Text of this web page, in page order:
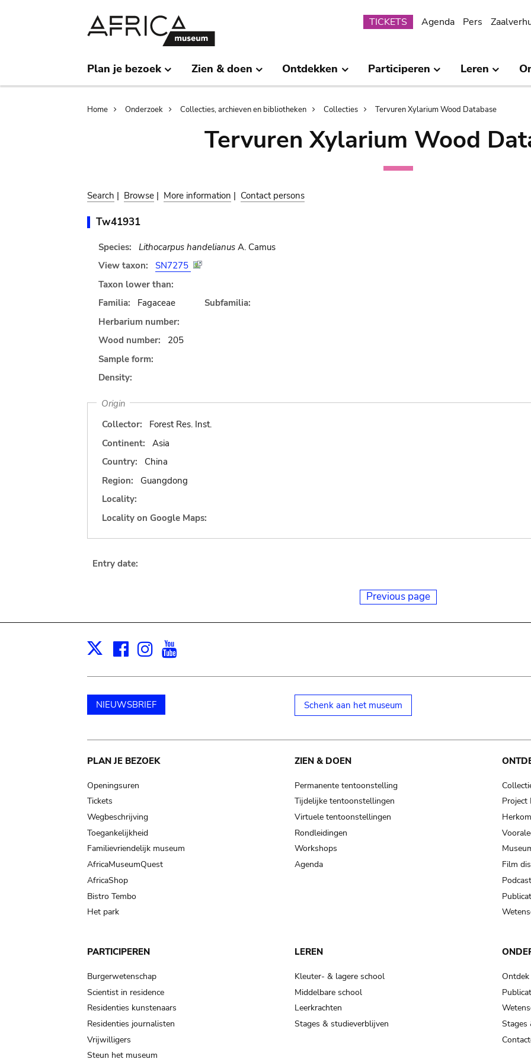
Submenu
TICKETS Agenda Pers
Plan je bezoek Zien & doen Ontdekken Participeren Leren
Breadcrumb
Home Onderzoek Collecties, archieven en bibliotheken Collecties Tervuren Xylarium Wood Database
Tervuren Xylarium Wood
Search | Browse | More information | Contact persons
Tw41931
Species: Lithocarpus handelianusA. Camus
View taxon:
SN7275
Taxon lower than:
Familia:
Fagaceae
Subfamilia:
Herbarium number:
Wood number:
205
Sample form:
Density:
Origin
Collector:
Forest Res. Inst.
Continent:
Asia
Country:
China
Region:
Guangdong
Locality:
Locality on Google Maps:
Entry date:
Previous page
X Facebook
Instagram
NIEUWSBRIEF Schenk aan het museum
Main
navigation
PLAN JE BEZOEK
Openingsuren
Tickets
Wegbeschrijving
Toegankelijkheid
Familievriendelijk museum
AfricaMuseumQuest
AfricaShop
Bistro Tembo
Het park
ZIEN & DOEN
Permanente tentoonstelling
Tijdelijke tentoonstellingen
Virtuele tentoonstellingen
Rondleidingen
Workshops
Agenda
Project
Film
PARTICIPEREN
Burgerwetenschap
Scientist in residence
Residenties kunstenaars
Residenties journalisten
Vrijwilligers
Steun het museum
LEREN
Kleuter- & lagere school
Middelbare school
Leerkrachten
Stages & studieverblijven
Stages